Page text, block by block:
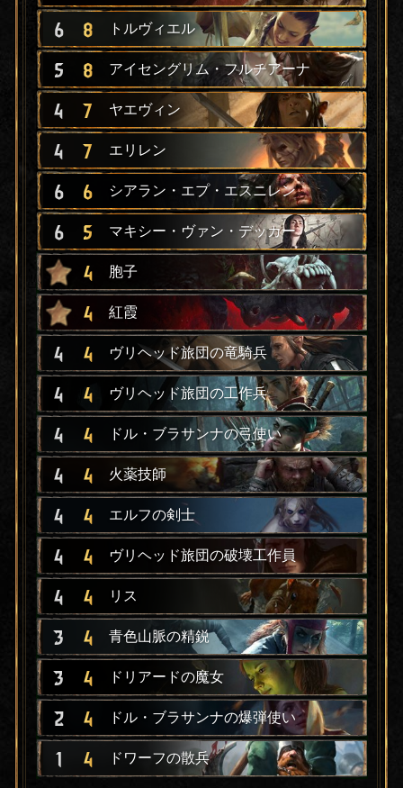
6 8 トルヴィエル
5 8 アイセングリム・フルチアーナ
4 7 ヤエヴィン
4 7 エリレン
6 6 シアラン・エプ・エスニレン
6 5 マキシー・ヴァン・デッカー
4 胞子
4 紅霞
4 4 ヴリヘッド旅団の竜騎兵
4 4 ヴリヘッド旅団の工作兵
4 4 ドル・ブラサンナの弓使い
4 4 火薬技師
4 4 エルフの剣士
4 4 ヴリヘッド旅団の破壊工作員
4 4 リス
3 4 青色山脈の精鋭
3 4 ドリアードの魔女
2 4 ドル・ブラサンナの爆弾使い
1 4 ドワーフの散兵